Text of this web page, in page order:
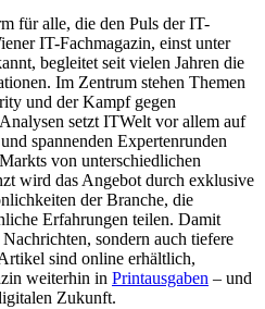
für alle, die den Puls der IT-
IT-Fachmagazin, einst unter
begleitet seit vielen Jahren die
Im Zentrum stehen Themen
und der Kampf gegen
setzt ITWelt vor allem auf
und spannenden Expertenrunden
von unterschiedlichen
wird das Angebot durch exklusive
der Branche, die
Erfahrungen teilen. Damit
sondern auch tiefere
sind online erhältlich,
weiterhin in Printausgaben – und
Zukunft.